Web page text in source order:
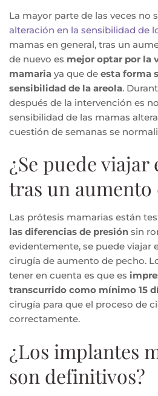
La mayor parte de las veces no
alteración en la sensibilidad de
mamas en general, tras un
de nuevo es mejor optar por la
mamaria ya que de esta forma
sensibilidad de la areola.
después de la intervención es
sensibilidad de las mamas
cuestión de semanas se
¿Se puede viajar
tras un aumento
Las prótesis mamarias están
las diferencias de presión sin
evidentemente, se puede viajar
cirugía de aumento de pecho.
tener en cuenta es que es
transcurrido como mínimo 15
cirugía para que el proceso de
correctamente.
¿Los implantes
son definitivos?